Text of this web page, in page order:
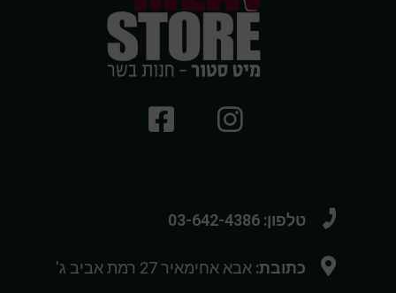
טלפון: 03-642-4386
כתובת: אבא אחימאיר 27 רמת אביב ג'